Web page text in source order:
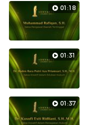
01:18
01:31
01:37